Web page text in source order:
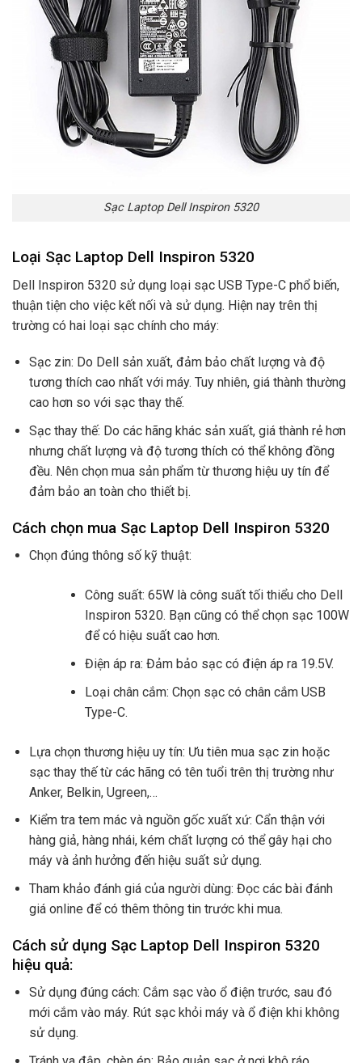
Sạc Laptop Dell Inspiron 5320
Loại Sạc Laptop Dell Inspiron 5320
Dell Inspiron 5320 sử dụng loại sạc USB Type-C phổ biến,
thuận tiện cho việc kết nối và sử dụng. Hiện nay trên thị
trường có hai loại sạc chính cho máy:
Sạc zin: Do Dell sản xuất, đảm bảo chất lượng và độ
tương thích cao nhất với máy. Tuy nhiên, giá thành thường
cao hơn so với sạc thay thế.
Sạc thay thế: Do các hãng khác sản xuất, giá thành rẻ hơn
nhưng chất lượng và độ tương thích có thể không đồng
đều. Nên chọn mua sản phẩm từ thương hiệu uy tín để
đảm bảo an toàn cho thiết bị.
Cách chọn mua Sạc Laptop Dell Inspiron 5320
Chọn đúng thông số kỹ thuật:
Công suất: 65W là công suất tối thiểu cho Dell
Inspiron 5320. Bạn cũng có thể chọn sạc 100W
để có hiệu suất cao hơn.
Điện áp ra: Đảm bảo sạc có điện áp ra 19.5V.
Loại chân cắm: Chọn sạc có chân cắm USB
Type-C.
Lựa chọn thương hiệu uy tín: Ưu tiên mua sạc zin hoặc
sạc thay thế từ các hãng có tên tuổi trên thị trường như
Anker, Belkin, Ugreen,…
Kiểm tra tem mác và nguồn gốc xuất xứ: Cẩn thận với
hàng giả, hàng nhái, kém chất lượng có thể gây hại cho
máy và ảnh hưởng đến hiệu suất sử dụng.
Tham khảo đánh giá của người dùng: Đọc các bài đánh
giá online để có thêm thông tin trước khi mua.
Cách sử dụng Sạc Laptop Dell Inspiron 5320
hiệu quả:
Sử dụng đúng cách: Cắm sạc vào ổ điện trước, sau đó
mới cắm vào máy. Rút sạc khỏi máy và ổ điện khi không
sử dụng.